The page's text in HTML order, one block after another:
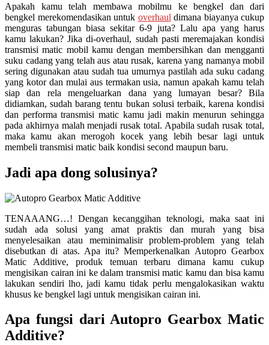
Apakah kamu telah membawa mobilmu ke bengkel dan dari
bengkel merekomendasikan untuk overhaul dimana biayanya cukup
menguras tabungan biasa sekitar 6-9 juta? Lalu apa yang harus
kamu lakukan? Jika di-overhaul, sudah pasti meremajakan kondisi
transmisi matic mobil kamu dengan membersihkan dan mengganti
suku cadang yang telah aus atau rusak, karena yang namanya mobil
sering digunakan atau sudah tua umurnya pastilah ada suku cadang
yang kotor dan mulai aus termakan usia, namun apakah kamu telah
siap dan rela mengeluarkan dana yang lumayan besar? Bila
didiamkan, sudah barang tentu bukan solusi terbaik, karena kondisi
dan performa transmisi matic kamu jadi makin menurun sehingga
pada akhirnya malah menjadi rusak total. Apabila sudah rusak total,
maka kamu akan merogoh kocek yang lebih besar lagi untuk
membeli transmisi matic baik kondisi second maupun baru.
Jadi apa dong solusinya?
TENAAANG…! Dengan kecanggihan teknologi, maka saat ini
sudah ada solusi yang amat praktis dan murah yang bisa
menyelesaikan atau meminimalisir problem-problem yang telah
disebutkan di atas. Apa itu? Memperkenalkan Autopro Gearbox
Matic Additive, produk temuan terbaru dimana kamu cukup
mengisikan cairan ini ke dalam transmisi matic kamu dan bisa kamu
lakukan sendiri lho, jadi kamu tidak perlu mengalokasikan waktu
khusus ke bengkel lagi untuk mengisikan cairan ini.
Apa fungsi dari Autopro Gearbox Matic
Additive?